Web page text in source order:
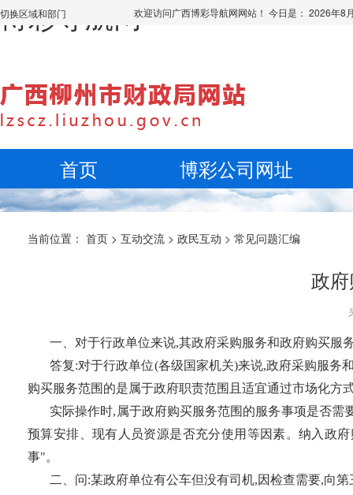
博彩导航网
切换区域和部门 欢迎访问广西博彩导航网网站！ 今日是： 2026年
首页 博彩公司网址
当前位置： 首页 > 互动交流 > 政民互动 > 常见问题汇编
政
一、对于行政单位来说,其政府采购服务和政府购买服
答复:对于行政单位(各级国家机关)来说,政府采购服务
购买服务范围的是属于政府职责范围且适宜通过市场化方
实际操作时,属于政府购买服务范围的服务事项是否
预算安排、现有人员资源是否充分使用等因素。纳入政
事"。
二、问:某政府单位有公车但没有司机,因检查需要,向